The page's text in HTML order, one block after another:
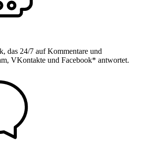
das 24/7 auf Kommentare und
VKontakte und Facebook* antwortet.